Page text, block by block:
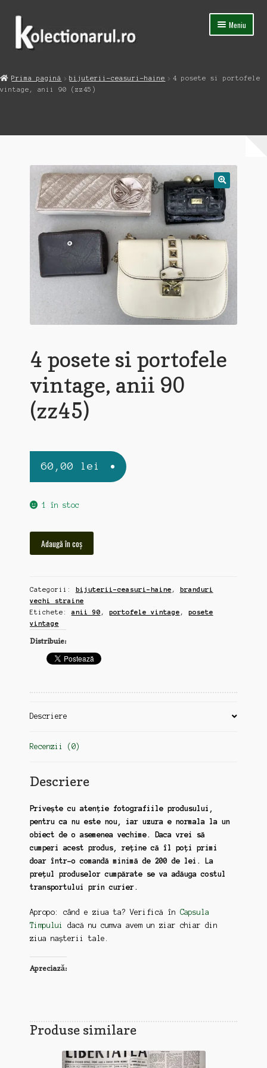
Sari
navigare
Sari
conținut
Meniu
Magazin
Contact
Prima pagină bijuterii-ceasuri-haine
4 posete si portofele
vintage, anii 90 (zz45)
4 posete si portofele
vintage, anii 90
(zz45)
60,00 lei
1 în stoc
portofele
vintage,
anii
90
(zz45)
Adaugă în coș
Categorii: bijuterii-ceasuri-haine , branduri
vechi straine
Etichete:anii 90 , portofele vintage , posete
vintage
Distribuie:
Descriere
Recenzii (0)
Descriere
Privește cu atenție fotografiile produsului,
pentru ca nu este nou, iar uzura e normala la un
obiect de o asemenea vechime. Daca vrei să
cumperi acest produs, reține că îl poți primi
doar într-o comandă minimă de 200 de lei. La
prețul produselor cumpărate se va adăuga costul
transportului prin curier.
Apropo: când e ziua ta? Verifică în Capsula
Timpului
dacă nu cumva avem un ziar chiar din
ziua nașterii tale.
Apreciază:
Produse similare